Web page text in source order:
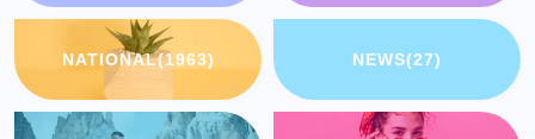
NATIONAL(1963) NEWS(27)